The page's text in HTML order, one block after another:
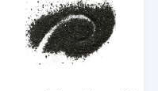
سبائك السيليكون الحديدية
مسحوق فيرو السيليكون